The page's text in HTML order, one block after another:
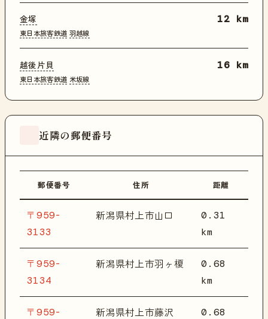
金塚
東日本旅客鉄道 羽越線
12 km
越後片貝
東日本旅客鉄道 米坂線
16 km
近隣の郵便番号
郵便番号 住所 距離
〒959-
3133
新潟県村上市山口
0.31
km
〒959-
3134
新潟県村上市羽ヶ榎
0.68
km
〒959- 新潟県村上市藤沢 0.68